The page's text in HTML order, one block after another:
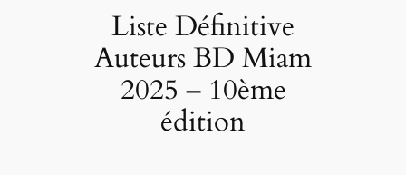
Liste Définitive
Auteurs BD Miam
2025 – 10ème
édition